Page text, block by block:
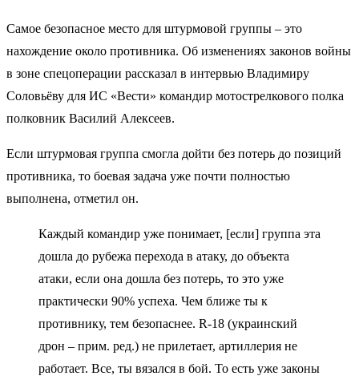
Самое безопасное место для штурмовой группы – это
нахождение около противника. Об изменениях законов войны
в зоне спецоперации рассказал в интервью Владимиру
Соловьёву для ИС «Вести» командир мотострелкового полка
полковник Василий Алексеев.
Если штурмовая группа смогла дойти без потерь до позиций
противника, то боевая задача уже почти полностью
выполнена, отметил он.
Каждый командир уже понимает, [если] группа эта
дошла до рубежа перехода в атаку, до объекта
атаки, если она дошла без потерь, то это уже
практически 90% успеха. Чем ближе ты к
противнику, тем безопаснее. R-18 (украинский
дрон – прим. ред.) не прилетает, артиллерия не
работает. Все, ты вязался в бой. То есть уже законы